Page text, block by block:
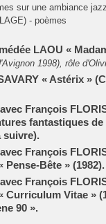
sur une ambiance
- poèmes
LAOU «
1998), rôle
« Astérix »
François
fantastiques
suivre).
François
Pense-Bête » (1982).
François
Curriculum Vitae »
90 ».